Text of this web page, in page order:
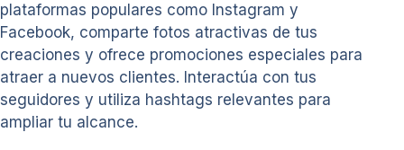
plataformas populares como Instagram y
Facebook, comparte fotos atractivas de tus
creaciones y ofrece promociones especiales para
atraer a nuevos clientes. Interactúa con tus
seguidores y utiliza hashtags relevantes para
ampliar tu alcance.